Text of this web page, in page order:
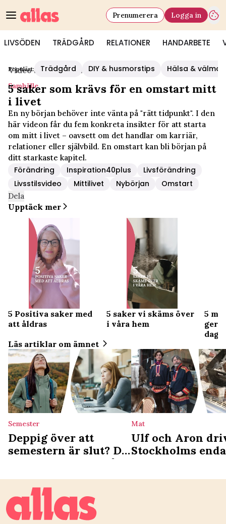
LIVSÖDEN TRÄDGÅRD RELATIONER HANDARBETE
Prenumerera Logga in
Populärt: Trädgård DIY & husmorstips Hälsa &
Video Start/Samhälle
Samhälle
5 saker som krävs för en omstart mitt
i livet
En ny början behöver inte vänta på "rätt tidpunkt". I den
här videon får du fem konkreta insikter för att starta
om mitt i livet – oavsett om det handlar om karriär,
relationer eller självbild. En omstart kan bli början på
ditt starkaste kapitel.
Förändring Inspiration40plus
Livsförändring
Livsstilsvideo
Mittilivet Nybörjan Omstart
Dela
Upptäck mer
5 Positiva saker med
att åldras
5 saker vi skäms över
i våra hem
5
ger
Läs artiklar om ämnet
Semester
Deppig över att
semestern är slut? Då
är du ledig nästa gång
Mat
Ulf och Aron
Stockholms enda
det som en